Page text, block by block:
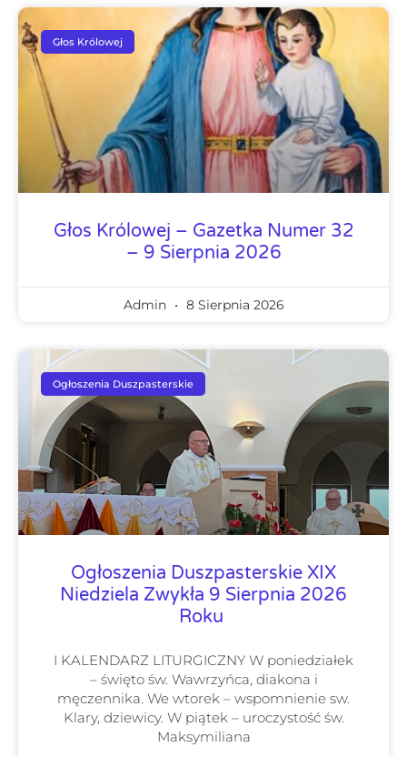
Głos Królowej
Głos Królowej – Gazetka Numer 32
– 9 Sierpnia 2026
Admin 8 Sierpnia 2026
Ogłoszenia Duszpasterskie
Ogłoszenia Duszpasterskie XIX
Niedziela Zwykła 9 Sierpnia 2026
Roku
I KALENDARZ LITURGICZNY W poniedziałek
– święto św. Wawrzyńca, diakona i
męczennika. We wtorek – wspomnienie sw.
Klary, dziewicy. W piątek – uroczystość św.
Maksymiliana